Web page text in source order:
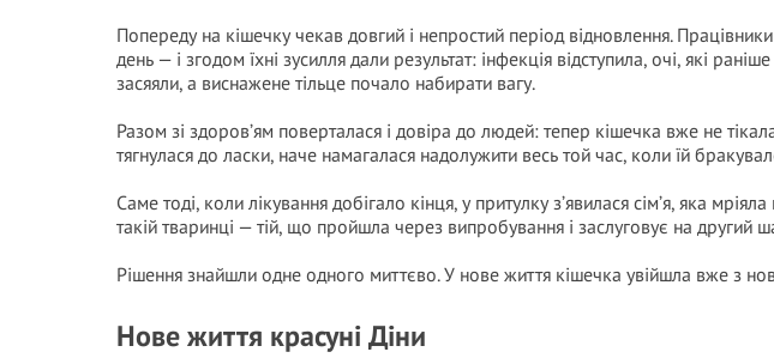
Попереду на кішечку чекав довгий і непростий період відновлення. Працівники
день — і згодом їхні зусилля дали результат: інфекція відступила, очі, які
засяяли, а виснажене тільце почало набирати вагу.
Разом зі здоров’ям поверталася і довіра до людей: тепер кішечка вже не
тягнулася до ласки, наче намагалася надолужити весь той час, коли їй
Саме тоді, коли лікування добігало кінця, у притулку з’явилася сім’я, яка
такій тваринці — тій, що пройшла через випробування і заслуговує на другий
Рішення знайшли одне одного миттєво. У нове життя кішечка увійшла вже з
Нове життя красуні Діни